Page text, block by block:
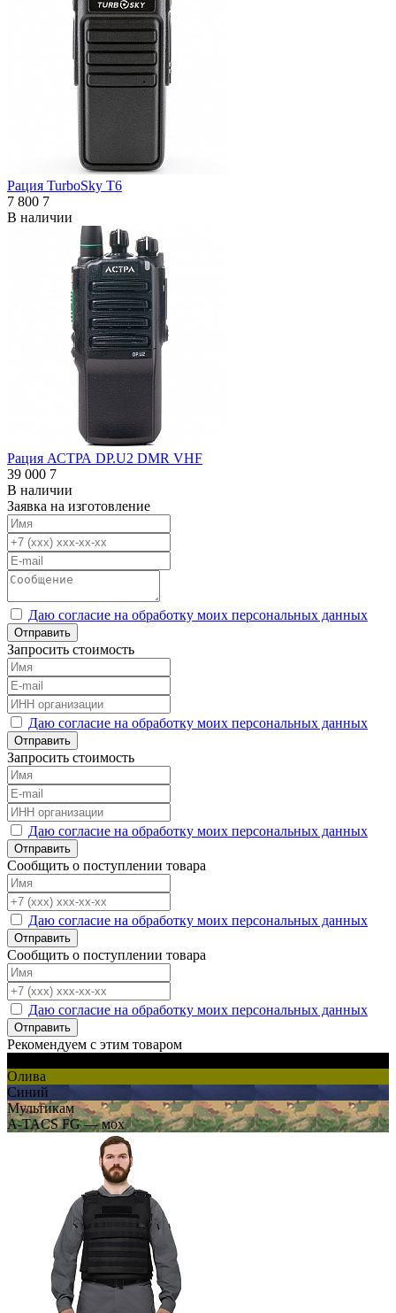
Рация TurboSky T6
7 800 7
В наличии
Рация АСТРА DP.U2 DMR VHF
39 000 7
В наличии
Заявка на изготовление
Даю согласие на обработку моих персональных данных
Отправить
Запросить стоимость
Даю согласие на обработку моих персональных данных
Отправить
Запросить стоимость
Даю согласие на обработку моих персональных данных
Отправить
Сообщить о поступлении товара
Даю согласие на обработку моих персональных данных
Отправить
Сообщить о поступлении товара
Даю согласие на обработку моих персональных данных
Отправить
Рекомендуем с этим товаром
Олива
Синий
Мультикам
A-TACS FG — мох